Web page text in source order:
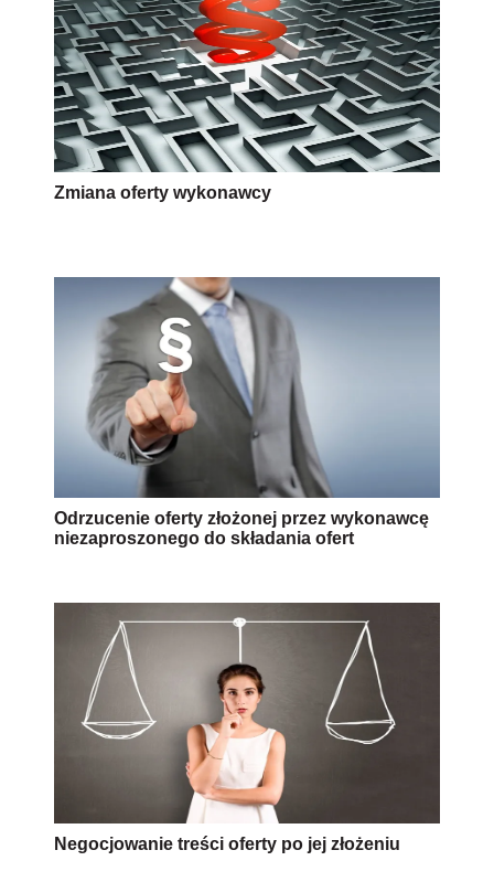
Zmiana oferty wykonawcy
Odrzucenie oferty złożonej przez wykonawcę
niezaproszonego do składania ofert
Negocjowanie treści oferty po jej złożeniu